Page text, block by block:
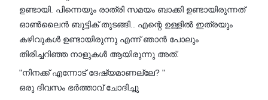
ഉണ്ടായി. പിന്നെയും രാത്രി സമയം ബാക്കി ഉണ്ടായിരുന്നത്
ഓൺലൈൻ ബുട്ടിക് തുടങ്ങി.. എന്റെ ഉള്ളിൽ ഇത്രയും
കഴിവുകൾ ഉണ്ടായിരുന്നു എന്ന് ഞാൻ പോലും
തിരിച്ചറിഞ്ഞ നാളുകൾ ആയിരുന്നു അത്.
"നിനക്ക് എന്നോട് ദേഷ്യമാണല്ലേ? "
ഒരു ദിവസം ഭർത്താവ് ചോദിച്ചു